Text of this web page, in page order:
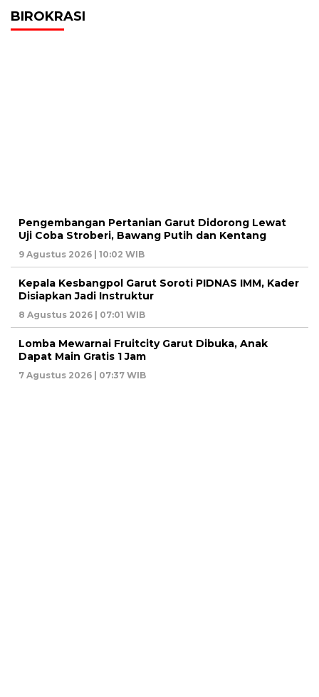
BIROKRASI
Pengembangan Pertanian Garut Didorong Lewat
Uji Coba Stroberi, Bawang Putih dan Kentang
9 Agustus 2026 | 10:02 WIB
Kepala Kesbangpol Garut Soroti PIDNAS IMM, Kader
Disiapkan Jadi Instruktur
8 Agustus 2026 | 07:01 WIB
Lomba Mewarnai Fruitcity Garut Dibuka, Anak
Dapat Main Gratis 1 Jam
7 Agustus 2026 | 07:37 WIB